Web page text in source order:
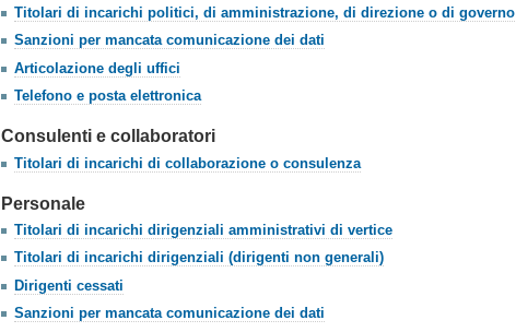
Titolari di incarichi politici, di amministrazione, di direzione o di governo
Sanzioni per mancata comunicazione dei dati
Articolazione degli uffici
Telefono e posta elettronica
Consulenti e collaboratori
Titolari di incarichi di collaborazione o consulenza
Personale
Titolari di incarichi dirigenziali amministrativi di vertice
Titolari di incarichi dirigenziali (dirigenti non generali)
Dirigenti cessati
Sanzioni per mancata comunicazione dei dati